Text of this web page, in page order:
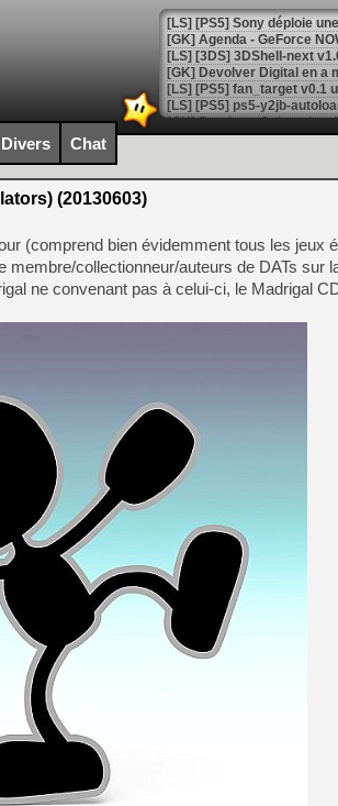
[GK] Agenda - GeForce
[GK] Devolver Digital en a
[LS] [PS5] ps5-y2jb-
[GK] Pourquoi Marvel
[GK] Test : Restory : Chill
[GK] GTA 6 : Rockstar
[GK] Hot Wheels Infinite
[GK] Mémoire cash -
[GK] Résultats Nintendo :
[GK] Déjà des
[Mo5] Brickboy cherche à
[GK] Minecraft et ses «
[GK] Beast of
[GK] Ubisoft : fin de partie
[GK] Mémoire cash -
[GK] Dan Houser (GTA)
[GK] Comment EA Sports
[GK] Crimson Moon : un
[GK] Isle of Reveries : le
[GK] Moonlighter 2 : The
[GK] Capcom relance
[Mo5] Deux inédits du
[GK] Le beat'em up The
[GK] Endless Legend 2 :
[LS] [PS5] Le WebKit
[GK] Oubliez Crazy Taxi,
[LS] [Switch] NSZ 5.0.0
Divers Chat
(20130603)
(comprend bien évidemment tous les jeux
collectionneur/auteurs de DATs sur
ne convenant pas à celui-ci, le Madrigal